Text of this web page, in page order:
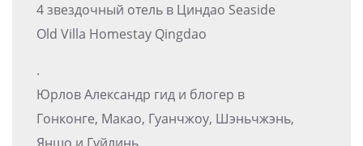
4 звездочный отель в Циндао Seaside
Old Villa Homestay Qingdao
.
Юрлов Александр гид и блогер в
Гонконге, Макао, Гуанчжоу, Шэньчжэнь,